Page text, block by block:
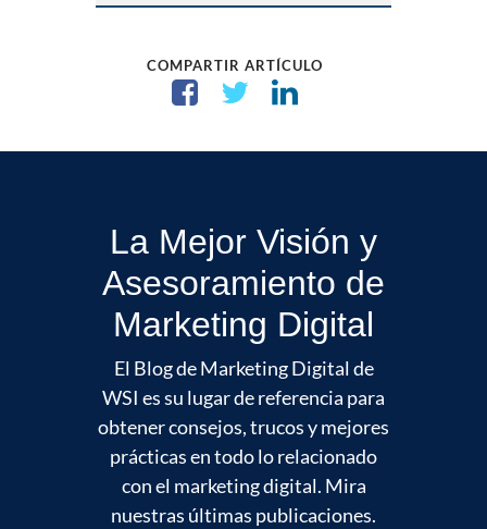
COMPARTIR ARTÍCULO
La Mejor Visión y
Asesoramiento de
Marketing Digital
El Blog de Marketing Digital de
WSI es su lugar de referencia para
obtener consejos, trucos y mejores
prácticas en todo lo relacionado
con el marketing digital. Mira
nuestras últimas publicaciones.